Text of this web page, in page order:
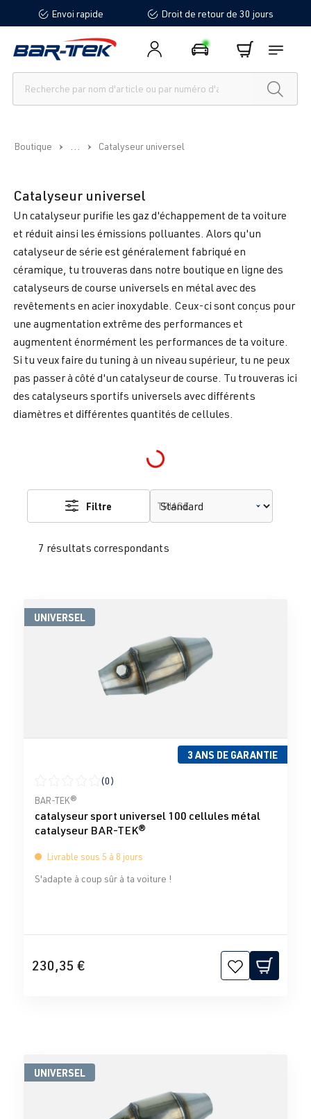
principalEnvoi rapide Droit de retour de 30 jours
Boutique ... Catalyseur universel
Catalyseur universel
Un catalyseur purifie les gaz d'échappement de ta voiture
et réduit ainsi les émissions polluantes. Alors qu'un
catalyseur de série est généralement fabriqué en
céramique, tu trouveras dans notre boutique en ligne des
catalyseurs de course universels en métal avec des
revêtements en acier inoxydable. Ceux-ci sont conçus pour
une augmentation extrême des performances et
augmentent énormément les performances de ta voiture.
Si tu veux faire du tuning à un niveau supérieur, tu ne peux
pas passer à côté d'un catalyseur de course. Tu trouveras ici
des catalyseurs sportifs universels avec différents
diamètres et différentes quantités de cellules.
Loading...
7 résultats correspondants
Filtre TRIAGE
UNIVERSEL
3 ANS DE GARANTIE
Note moyenne de 0 sur 5 étoiles
(0)
BAR-TEK®
catalyseur sport universel 100 cellules métal
catalyseur BAR-TEK®
Livrable sous 5 à 8 jours
S'adapte à coup sûr à ta voiture !
230,35 €
UNIVERSEL